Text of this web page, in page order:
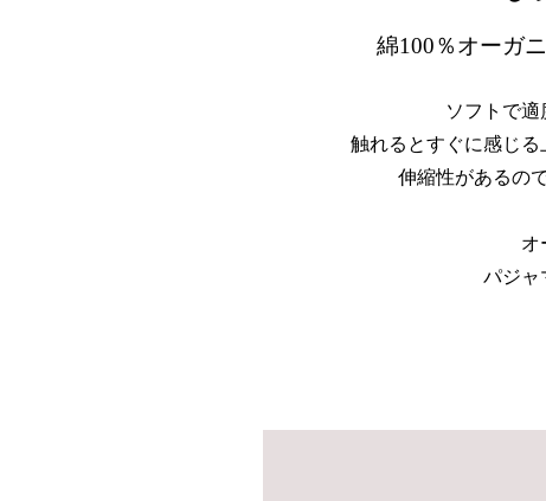
綿100％オーガ
ソフトで適
触れるとすぐに感じる
伸縮性があるの
オ
パジャ